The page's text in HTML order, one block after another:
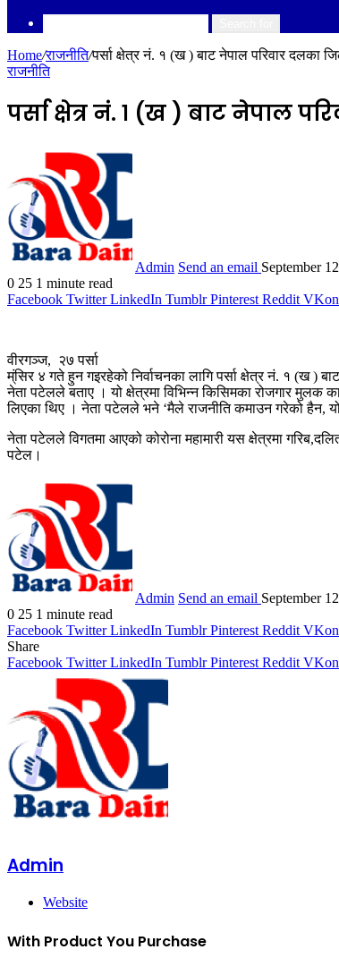
Home/राजनीति/पर्सा क्षेत्र नं. १ (ख ) बाट नेपाल परिवार दलका
राजनीति
पर्सा क्षेत्र नं. १ (ख ) बाट नेपाल
Admin Send an email September
0 25 1 minute read
Facebook Twitter LinkedIn Tumblr Pinterest Reddit
वीरगञ्ज, २७ पर्सा
म्ंसिर ४ गते हुन गइरहेको निर्वाचनका लागि पर्सा क्षेत्र नं. १ (ख )
नेता पटेलले बताए । यो क्षेत्रमा विभिन्न किसिमका रोजगार मुलक
लिएका थिए । नेता पटेलले भने ‘मैले राजनीति कमाउन गरेको हैन, यो
नेता पटेलले विगतमा आएको कोरोना महामारी यस क्षेत्रमा
पटेल।
Admin Send an email September
0 25 1 minute read
Facebook Twitter LinkedIn Tumblr Pinterest Reddit
Share
Facebook Twitter LinkedIn Tumblr Pinterest Reddit
Admin
Website
With Product You Purchase